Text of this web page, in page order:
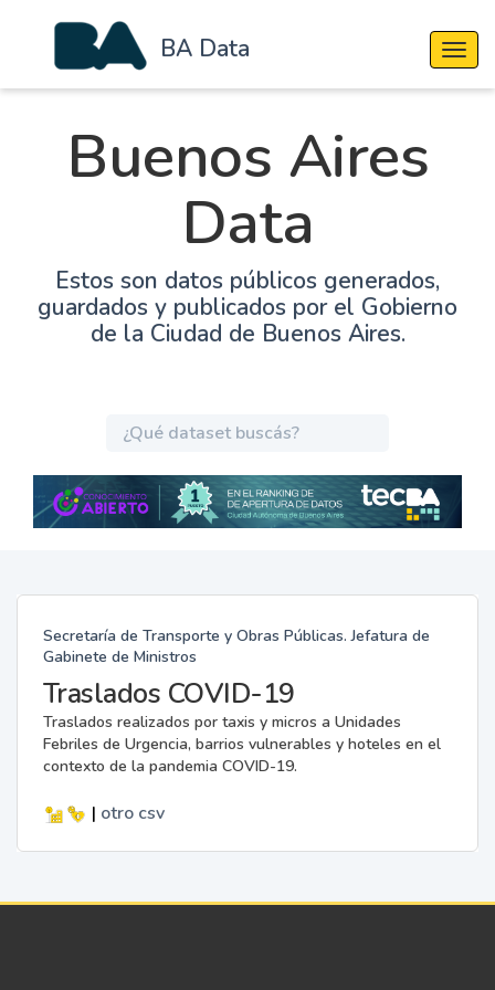
BA Data
Buenos Aires
Data
Estos son datos públicos generados,
guardados y publicados por el Gobierno
de la Ciudad de Buenos Aires.
Secretaría de Transporte y Obras Públicas. Jefatura de
Gabinete de Ministros
Traslados COVID-19
Traslados realizados por taxis y micros a Unidades
Febriles de Urgencia, barrios vulnerables y hoteles en el
contexto de la pandemia COVID-19.
| otro csv